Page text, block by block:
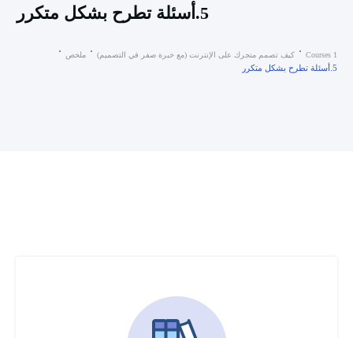
5.أسئلة تطرح بشكل متكرر
Courses 1 كيف تصمم متجرك على الإنترنت (مع خبرة صفر في التصميم) ملخص
5.أسئلة تطرح بشكل متكرر